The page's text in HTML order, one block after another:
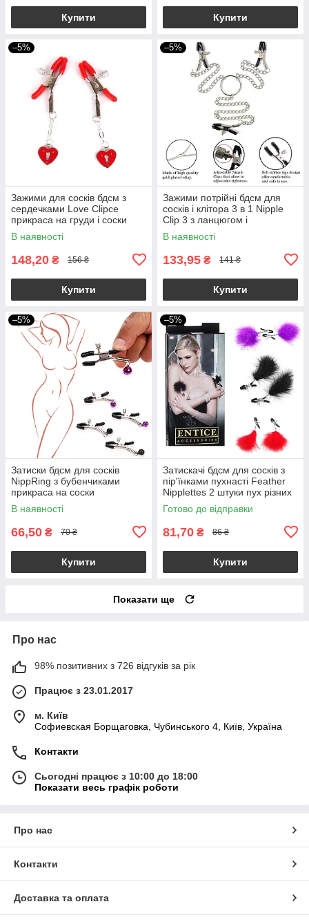
Купити Купити
–5%
Зажими для сосків бдсм з
сердечками Love Clipce
прикраса на груди і соски
В наявності
148,20 ₴ 156 ₴
Купити
–5%
Зажими потрійні бдсм для
сосків і клітора 3 в 1 Nipple
Clip 3 з ланцюгом і
регулюванням
В наявності
133,95 ₴ 141 ₴
Купити
–5%
Затиски бдсм для сосків
NippRing з бубенчиками
прикраса на соски
В наявності
66,50 ₴ 70 ₴
Купити
–5%
Затискачі бдсм для сосків з
пір'їнками пухнасті Feather
Nipplettes 2 штуки пух різних
кольорів
Готово до відправки
81,70 ₴ 86 ₴
Купити
Показати ще
Про нас
98% позитивних з 726 відгуків за рік
Працює з 23.01.2017
м. Київ
Софиевская Борщаговка, Чубинського 4, Київ, Україна
Контакти
Сьогодні працює з 10:00 до 18:00
Показати весь графік роботи
Про нас
Контакти
Доставка та оплата